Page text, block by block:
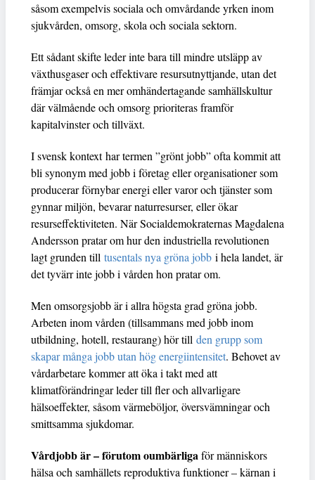
såsom exempelvis sociala och omvårdande yrken inom
sjukvården, omsorg, skola och sociala sektorn.
Ett sådant skifte leder inte bara till mindre utsläpp av
växthusgaser och effektivare resursutnyttjande, utan det
främjar också en mer omhändertagande samhällskultur
där välmående och omsorg prioriteras framför
kapitalvinster och tillväxt.
I svensk kontext har termen ”grönt jobb” ofta kommit att
bli synonym med jobb i företag eller organisationer som
producerar förnybar energi eller varor och tjänster som
gynnar miljön, bevarar naturresurser, eller ökar
resurseffektiviteten. När Socialdemokraternas Magdalena
Andersson pratar om hur den industriella revolutionen
lagt grunden till tusentals nya gröna jobb i hela landet, är
det tyvärr inte jobb i vården hon pratar om.
Men omsorgsjobb är i allra högsta grad gröna jobb.
Arbeten inom vården (tillsammans med jobb inom
utbildning, hotell, restaurang) hör till den grupp som
skapar många jobb utan hög energiintensitet. Behovet av
vårdarbetare kommer att öka i takt med att
klimatförändringar leder till fler och allvarligare
hälsoeffekter, såsom värmeböljor, översvämningar och
smittsamma sjukdomar.
Vårdjobb är – förutom oumbärligaför människors
hälsa och samhällets reproduktiva funktioner – kärnan i